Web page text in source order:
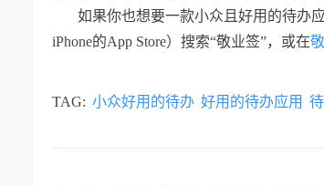
如果你也想要一款小众且好用的待办
iPhone的App Store）搜索“敬业签”，或在
TAG: 小众好用的待办 好用的待办应用